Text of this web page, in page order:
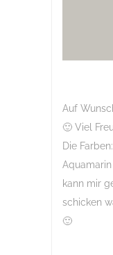
Auf
🙂 Viel
Die
kann mir
schicken
🙂